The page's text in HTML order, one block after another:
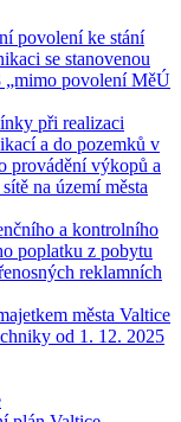
povolení ke stání
se stanovenou
„mimo povolení MěÚ
při realizaci
a do pozemků v
provádění výkopů a
na území města
a kontrolního
poplatku z pobytu
reklamních
města Valtice
od 1. 12. 2025